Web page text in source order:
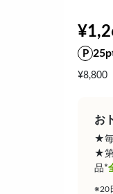
¥8,800
お
★毎
★第
品*
※20